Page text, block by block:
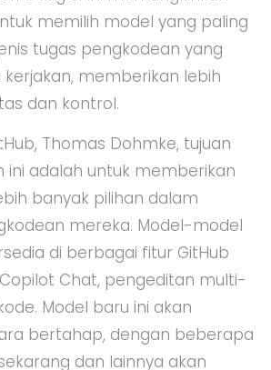
memilih model yang paling
tugas pengkodean yang
memberikan lebih
dan kontrol.
Thomas Dohmke, tujuan
ini adalah untuk memberikan
banyak pilihan dalam
mereka. Model-model
di berbagai fitur GitHub
Chat, pengeditan multi-
Model baru ini akan
bertahap, dengan beberapa
dan lainnya akan